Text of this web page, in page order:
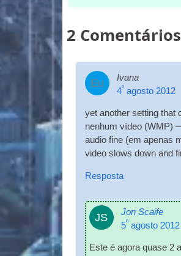
2 Comentários
Eu
Ivana
4ºagosto 2012
yet anoth­er set­ting that
nenhum vídeo (WMP)
audio fine(em apenas
video slows down and
Resposta
JS
Jon Scaife
5ºagosto 2012
Este é agora quase 2